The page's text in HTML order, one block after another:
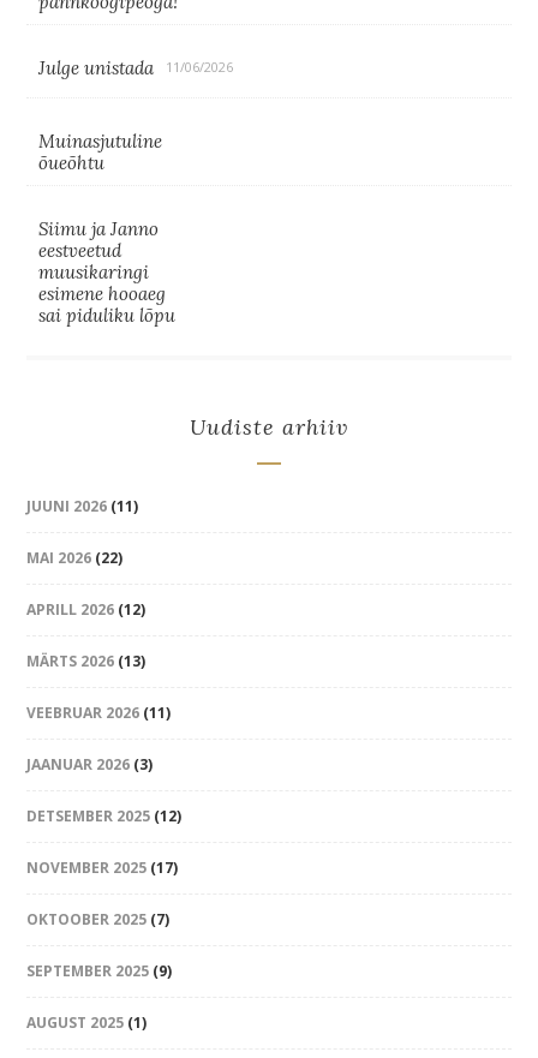
Julge unistada 11/06/2026
Muinasjutuline
õueõhtu
Siimu ja Janno
eestveetud
muusikaringi
esimene hooaeg
sai piduliku lõpu
Uudiste arhiiv
JUUNI 2026 (11)
MAI 2026 (22)
APRILL 2026 (12)
MÄRTS 2026 (13)
VEEBRUAR 2026 (11)
JAANUAR 2026 (3)
DETSEMBER 2025 (12)
NOVEMBER 2025 (17)
OKTOOBER 2025 (7)
SEPTEMBER 2025 (9)
AUGUST 2025 (1)